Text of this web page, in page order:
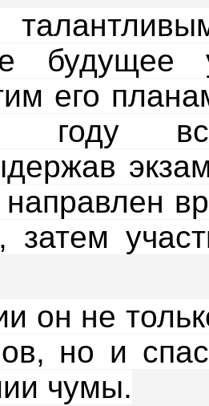
будущее
его
затем
он не
но и
чумы.